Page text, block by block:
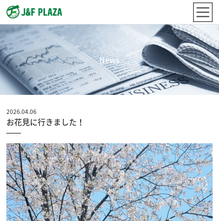
News
2026.04.06
お花見に行きました！